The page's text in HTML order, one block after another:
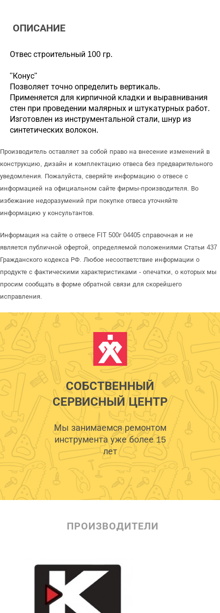
ОПИСАНИЕ
Отвес строительный 100 гр.
"Конус"
Позволяет точно определить вертикаль.
Применяется для кирпичной кладки и выравнивания
стен при проведении малярных и штукатурных работ.
Изготовлен из инструментальной стали, шнур из
синтетических волокон.
Производитель оставляет за собой право на внесение изменений в
конструкцию, дизайн и комплектацию отвеса без предварительного
уведомления. Пожалуйста, сверяйте информацию о отвесе с
информацией на официальном сайте фирмы-производителя. Во
избежание недоразумений при покупке отвеса уточняйте
информацию у консультантов.
Информация на сайте о отвесе FIT 500г 04405 справочная и не
является публичной офертой, определяемой положениями Статьи 437
Гражданского кодекса РФ. Любое несоответствие информации о
продукте с фактическими характеристиками - опечатки, о которых мы
просим сообщать в форме обратной связи для скорейшего
исправления.
СОБСТВЕННЫЙ
СЕРВИСНЫЙ ЦЕНТР
Мы занимаемся ремонтом
инструмента уже более 15
лет
ПРОИЗВОДИТЕЛИ